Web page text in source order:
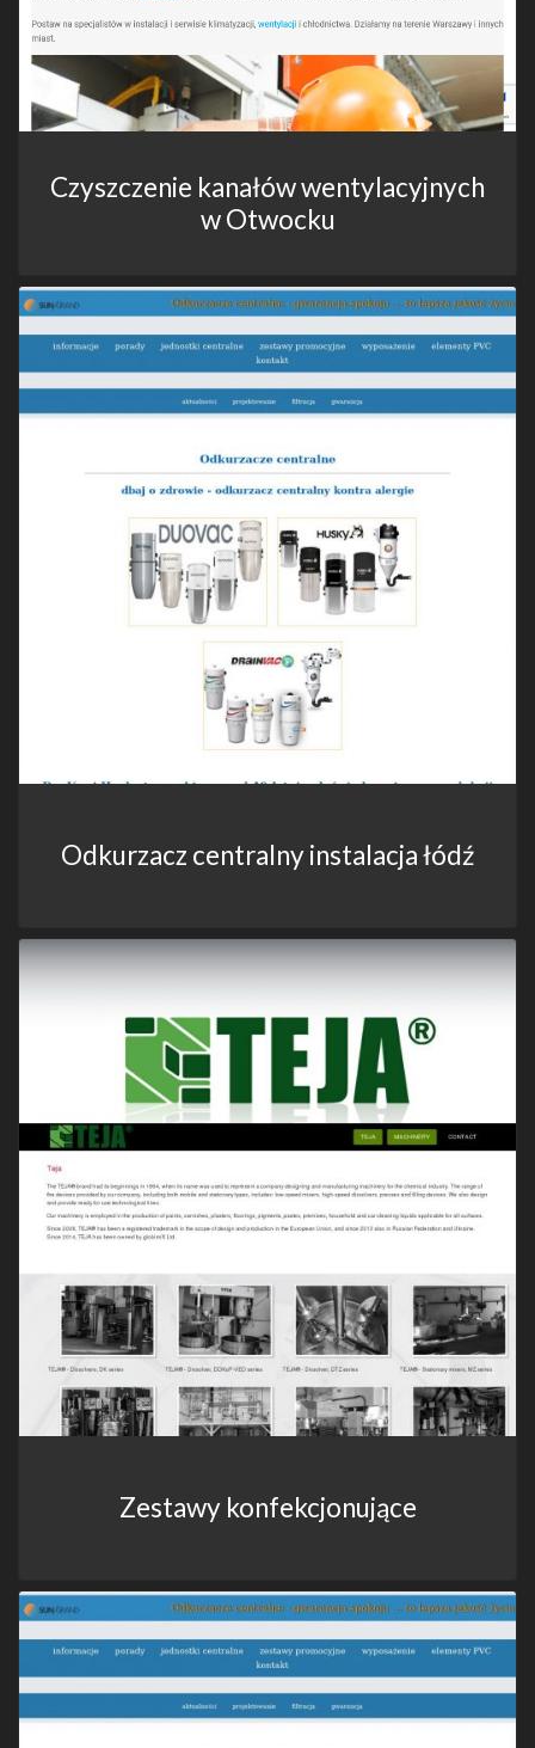
Czyszczenie kanałów wentylacyjnych
w Otwocku
Odkurzacz centralny instalacja łódź
Zestawy konfekcjonujące